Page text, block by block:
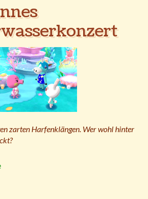
zarten Harfenklängen. Wer wohl hinter